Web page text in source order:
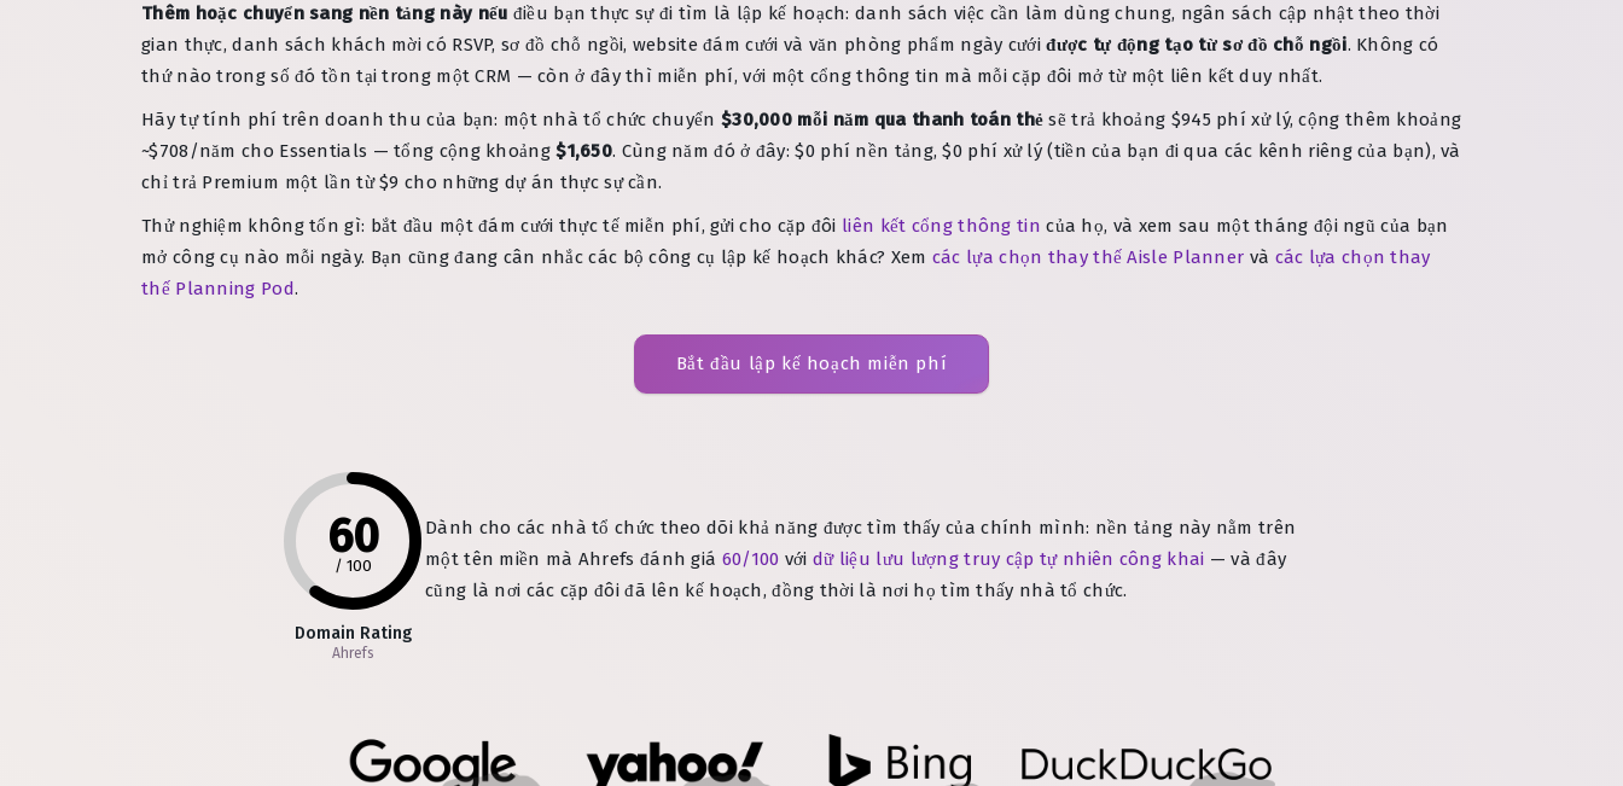
Thêm hoặc chuyển sang nền tảng này nếu điều bạn thực sự đi tìm là lập kế hoạch: danh sách việc cần làm dùng chung, ngân sách cập nhật theo thời
gian thực, danh sách khách mời có RSVP, sơ đồ chỗ ngồi, website đám cưới và văn phòng phẩm ngày cướiđược tự động tạo từ sơ đồ chỗ ngồi. Không có
thứ nào trong số đó tồn tại trong một CRM — còn ở đây thì miễn phí, với một cổng thông tin mà mỗi cặp đôi mở từ một liên kết duy nhất.
Hãy tự tính phí trên doanh thu của bạn: một nhà tổ chức chuyển $30,000 mỗi năm qua thanh toán thẻ sẽ trả khoảng $945 phí xử lý, cộng thêm khoảng
~$708/năm cho Essentials — tổng cộng khoảng$1,650. Cùng năm đó ở đây: $0 phí nền tảng, $0 phí xử lý (tiền của bạn đi qua các kênh riêng của bạn), và
chỉ trả Premium một lần từ $9 cho những dự án thực sự cần.
Thử nghiệm không tốn gì: bắt đầu một đám cưới thực tế miễn phí, gửi cho cặp đôi liên kết cổng thông tin của họ, và xem sau một tháng đội ngũ của bạn
mở công cụ nào mỗi ngày. Bạn cũng đang cân nhắc các bộ công cụ lập kế hoạch khác? Xem các lựa chọn thay thế Aisle Planner và các lựa chọn thay
thế Planning Pod.
Bắt đầu lập kế hoạch miễn phí
60
/ 100
Domain Rating
Ahrefs
Dành cho các nhà tổ chức theo dõi khả năng được tìm thấy của chính mình: nền tảng này nằm trên
một tên miền mà Ahrefs đánh giá 60/100 với dữ liệu lưu lượng truy cập tự nhiên công khai — và đây
cũng là nơi các cặp đôi đã lên kế hoạch, đồng thời là nơi họ tìm thấy nhà tổ chức.